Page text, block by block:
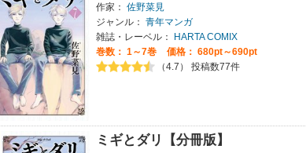
作家： 佐野菜見
ジャンル： 青年マンガ
雑誌・レーベル：
HARTA COMIX
巻数： 1～7巻
価格： 680pt～690pt
（4.7） 投稿数77件
ミギとダリ【分冊版】